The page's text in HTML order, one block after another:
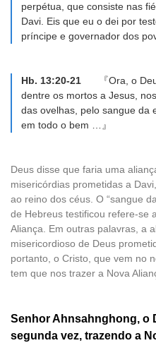
perpétua, que consiste nas
Davi. Eis que eu o dei por
príncipe e governador dos
Hb. 13:20-21
『Ora, o
dentre os mortos a Jesus,
das ovelhas, pelo sangue da
em todo o bem …』
Deus disse que faria uma
misericórdias prometidas a
ao reino dos céus. O “sangue
de Hebreus testificou refere-se
Aliança. Em outras palavras, a
misericordioso de Deus
portanto, o Cristo, que vem no
tem que nos trazer a Nova
Senhor Ahnsahnghong, o
segunda vez, trazendo a